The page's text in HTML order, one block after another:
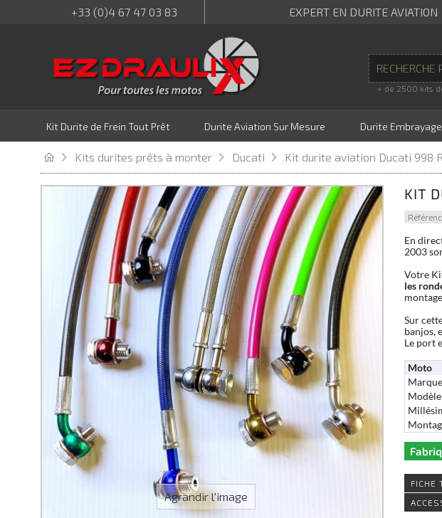
+33 (0)4 67 47 03 83 EXPERT EN DURITE AVIATION
+ de 2500 kits
Kit Durite de Frein Tout Prêt Durite Aviation Sur Mesure Durite Embrayage
Kits durites prêts à monter Ducati Kit durite aviation Ducati 998
Agrandir l'image
KIT
En
2003
Votre
les
Sur
banjos,
Le port
Moto
Marque
Modèle
FICHE